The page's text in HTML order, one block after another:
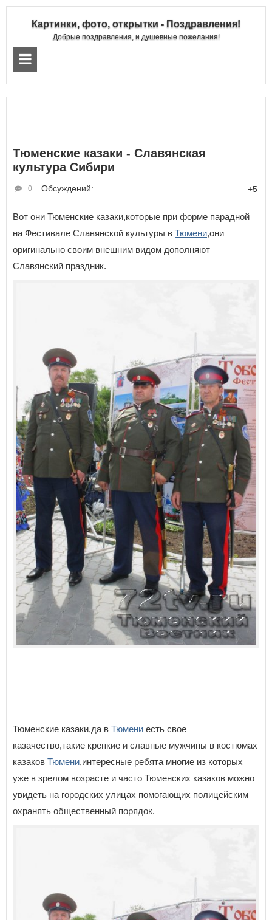
Картинки, фото, открытки - Поздравления!
Добрые поздравления, и душевные пожелания!
Тюменские казаки - Славянская
культура Сибири
Обсуждений:
0 +5
Вот они Тюменские казаки,которые при форме парадной
на Фестивале Славянской культуры в Тюмени,они
оригинально своим внешним видом дополняют
Славянский праздник.
Тюменские казаки,да в Тюмени есть свое
казачество,такие крепкие и славные мужчины в костюмах
казаков Тюмени,интересные ребята многие из которых
уже в зрелом возрасте и часто Тюменских казаков можно
увидеть на городских улицах помогающих полицейским
охранять общественный порядок.